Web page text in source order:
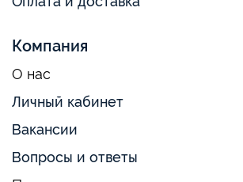
Компания
О нас
Личный кабинет
Вакансии
Вопросы и ответы